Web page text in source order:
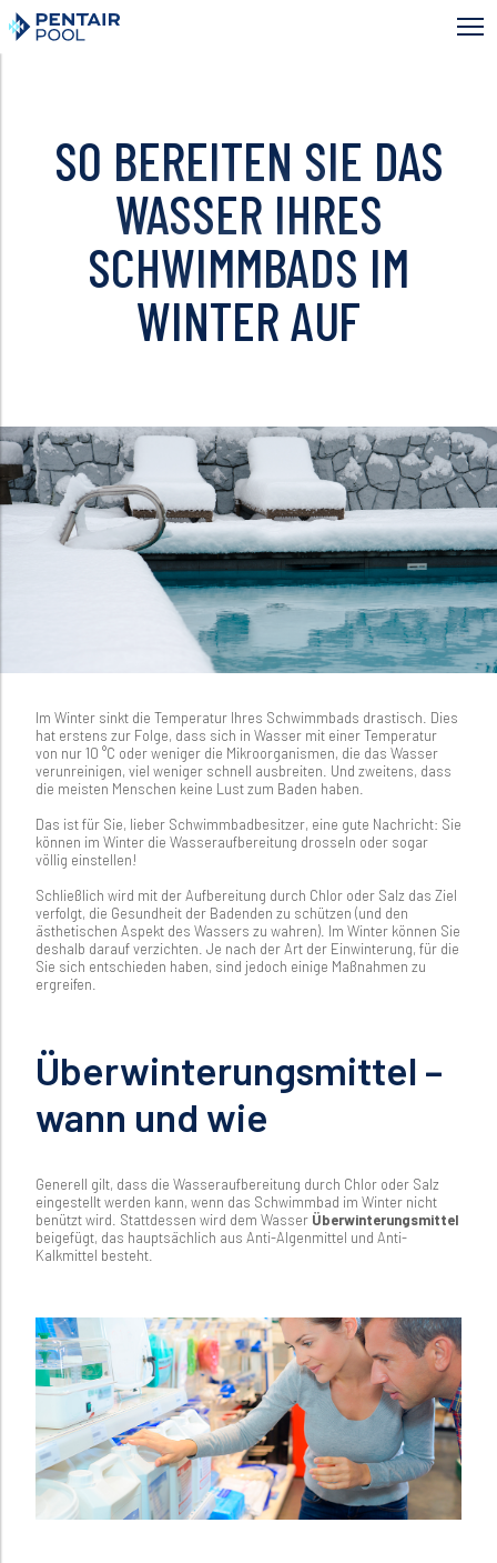
Direkt
zum
Inhalt
SO BEREITEN SIE DAS
WASSER IHRES
SCHWIMMBADS IM
WINTER AUF
Im Winter sinkt die Temperatur Ihres Schwimmbads drastisch. Dies
hat erstens zur Folge, dass sich in Wasser mit einer Temperatur
von nur 10 °C oder weniger die Mikroorganismen, die das Wasser
verunreinigen, viel weniger schnell ausbreiten. Und zweitens, dass
die meisten Menschen keine Lust zum Baden haben.
Das ist für Sie, lieber Schwimmbadbesitzer, eine gute Nachricht: Sie
können im Winter die Wasseraufbereitung drosseln oder sogar
völlig einstellen!
Schließlich wird mit der Aufbereitung durch Chlor oder Salz das Ziel
verfolgt, die Gesundheit der Badenden zu schützen (und den
ästhetischen Aspekt des Wassers zu wahren). Im Winter können Sie
deshalb darauf verzichten. Je nach der Art der Einwinterung, für die
Sie sich entschieden haben, sind jedoch einige Maßnahmen zu
ergreifen.
Überwinterungsmittel –
wann und wie
Generell gilt, dass die Wasseraufbereitung durch Chlor oder Salz
eingestellt werden kann, wenn das Schwimmbad im Winter nicht
benützt wird. Stattdessen wird dem Wasser Überwinterungsmittel
beigefügt, das hauptsächlich aus Anti-Algenmittel und Anti-
Kalkmittel besteht.